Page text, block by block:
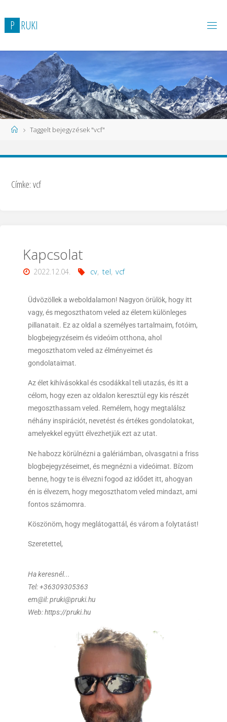
P RUKI
Taggelt bejegyzések "vcf"
Címke:vcf
Kapcsolat
2022.12.04. cv, tel, vcf
Üdvözöllek a weboldalamon! Nagyon örülök, hogy itt
vagy, és megoszthatom veled az életem különleges
pillanatait. Ez az oldal a személyes tartalmaim, fotóim,
blogbejegyzéseim és videóim otthona, ahol
megoszthatom veled az élményeimet és
gondolataimat.
Az élet kihívásokkal és csodákkal teli utazás, és itt a
célom, hogy ezen az oldalon keresztül egy kis részét
megoszthassam veled. Remélem, hogy megtalálsz
néhány inspirációt, nevetést és értékes gondolatokat,
amelyekkel együtt élvezhetjük ezt az utat.
Ne habozz körülnézni a galériámban, olvasgatni a friss
blogbejegyzéseimet, és megnézni a videóimat. Bízom
benne, hogy te is élvezni fogod az idődet itt, ahogyan
én is élvezem, hogy megoszthatom veled mindazt, ami
fontos számomra.
Köszönöm, hogy meglátogattál, és várom a folytatást!
Szeretettel,
Ha keresnél...
Tel: +36309305363
em@il: pruki@pruki.hu
Web: https://pruki.hu